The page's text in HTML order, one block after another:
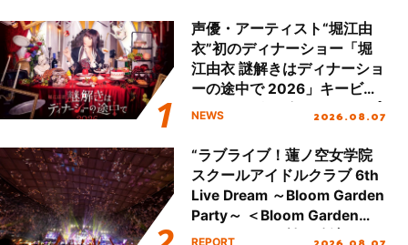
声優・アーティスト“堀江由
衣”初のディナーショー「堀
江由衣 謎解きはディナーショ
ーの途中で 2026」キービジ
ュアル＆グッズラインナップ
NEWS 2026.08.07
“ラブライブ！蓮ノ空女学院
スクールアイドルクラブ 6th
Live Dream ～Bloom Garden
Party～ ＜Bloom Garden
Party Stage／埼玉公演＞”
REPORT